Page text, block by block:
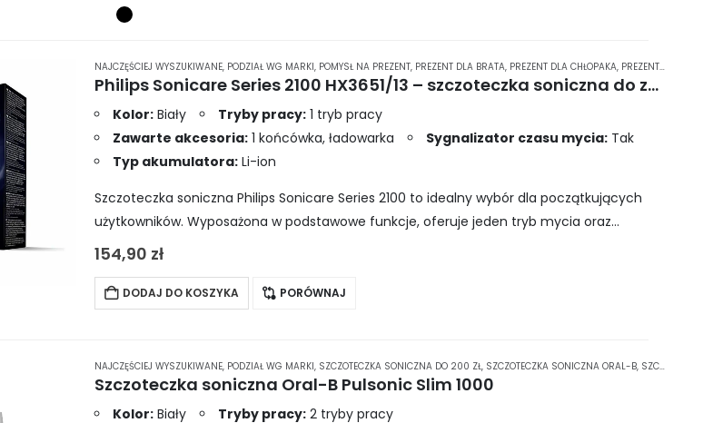
wariantów.
Opcje
można
wybrać
na
produktu
NAJCZĘŚCIEJ WYSZUKIWANE, PODZIAŁ WG MARKI, POMYSŁ NA PREZENT, PREZENT DLA BRATA, PREZENT DLA CHŁOPAKA, PREZENT DLA DZIEWCZYNY
Philips Sonicare Series 2100 HX3651/13 – szczoteczka soniczna do zębów
Kolor: Biały Tryby pracy: 1 tryb pracy
Zawarte akcesoria: 1 końcówka, ładowarka Sygnalizator czasu mycia: Tak
Typ akumulatora: Li-ion
Szczoteczka soniczna Philips Sonicare Series 2100 to idealny wybór dla początkujących
użytkowników. Wyposażona w podstawowe funkcje, oferuje jeden tryb mycia oraz
czasomierz, który pomaga utrzymać odpowiedni czas szczotkowania. Dodatkowo, dzięki…
154,90 zł
DODAJ DO KOSZYKA PORÓWNAJ
NAJCZĘŚCIEJ WYSZUKIWANE, PODZIAŁ WG MARKI, SZCZOTECZKA SONICZNA DO 200 ZŁ, SZCZOTECZKA SONICZNA ORAL-B, SZCZOTECZKI DO ZĘBÓW
Szczoteczka soniczna Oral-B Pulsonic Slim 1000
Kolor: Biały Tryby pracy: 2 tryby pracy